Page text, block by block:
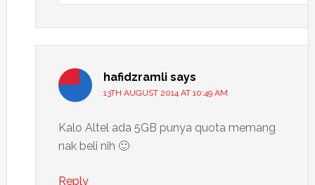
hafidzramli says
13TH AUGUST 2014 AT 10:49 AM
Kalo Altel ada 5GB punya quota memang
nak beli nih 🙂
Reply